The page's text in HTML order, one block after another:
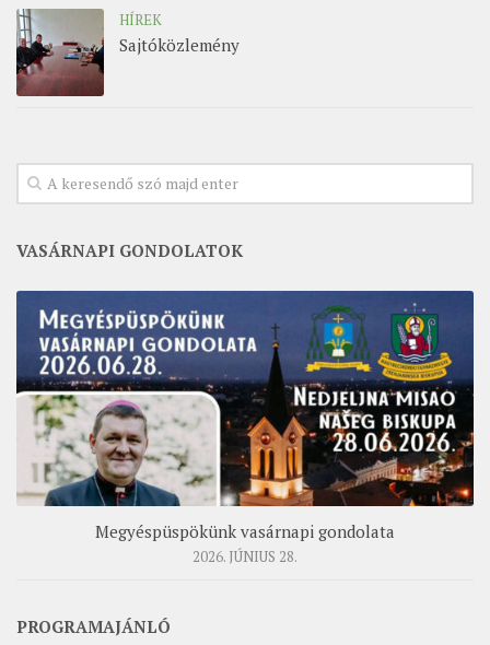
HÍREK
Sajtóközlemény
VASÁRNAPI GONDOLATOK
Megyéspüspökünk vasárnapi gondolata
2026. JÚNIUS 28.
PROGRAMAJÁNLÓ